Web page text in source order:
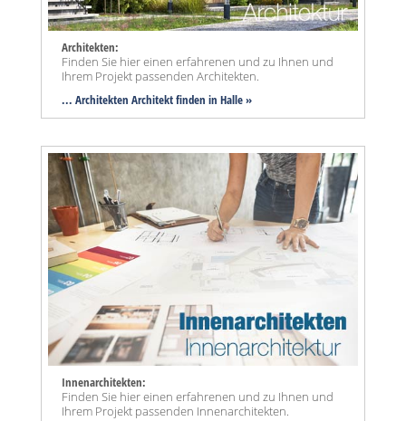
Architekten:
Finden Sie hier einen erfahrenen und zu Ihnen und
Ihrem Projekt passenden Architekten.
... Architekten Architekt finden in Halle »
Innenarchitekten:
Finden Sie hier einen erfahrenen und zu Ihnen und
Ihrem Projekt passenden Innenarchitekten.